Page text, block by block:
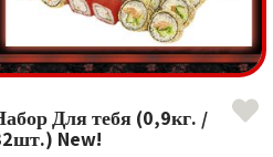
Для тебя (0,9кг. /
New!